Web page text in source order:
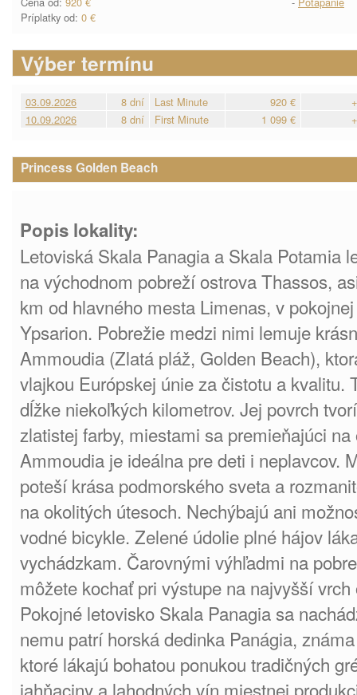
Príplatky od: 0 €
Výber termínu
03.09.2026 8 dní Last Minute 920 €
10.09.2026
8 dní First Minute 1 099 €
Princess Golden Beach
Popis lokality:
Letoviská Skala Panagia a Skala Potamia
na východnom pobreží ostrova Thassos,
km od hlavného mesta Limenas, v
Ypsarion. Pobrežie medzi nimi lemuje
Ammoudia (Zlatá pláž, Golden Beach),
vlajkou Európskej únie za čistotu a kvalitu.
dĺžke niekoľkých kilometrov. Jej povrch
zlatistej farby, miestami sa premieňajúci
Ammoudia je ideálna pre deti i neplavcov.
poteší krása podmorského sveta a
na okolitých útesoch. Nechýbajú ani
vodné bicykle. Zelené údolie plné hájov
vychádzkam. Čarovnými výhľadmi na
môžete kochať pri výstupe na najvyšší
Pokojné letovisko Skala Panagia sa
nemu patrí horská dedinka Panágia,
ktoré lákajú bohatou ponukou tradičných
jahňaciny a lahodných vín miestnej